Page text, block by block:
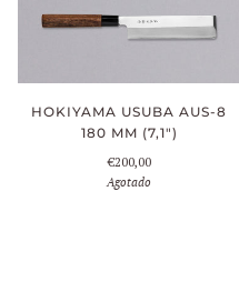
HOKIYAMA USUBA AUS-8
180 MM (7,1")
€200,00
Agotado